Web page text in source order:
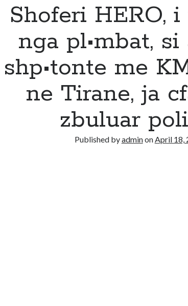
Shoferi HERO, i
nga pl•mbat,
shp•tonte me
ne Tirane, ja
zbuluar
Published byadminonApril 18,